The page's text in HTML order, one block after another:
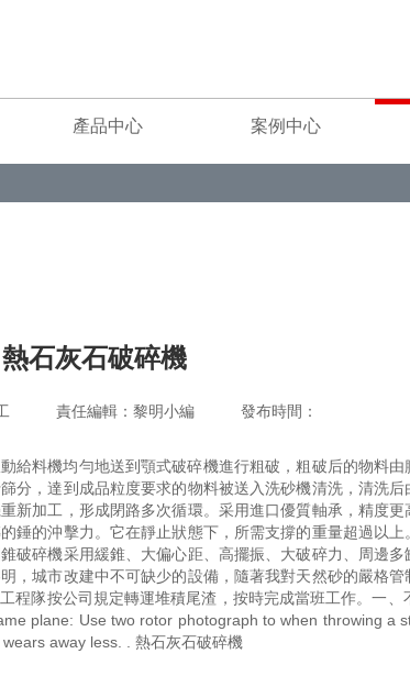
產品中心 案例中心
熱石灰石破碎機
工 責任編輯：黎明小編 發布時間：
給料機均勻地送到顎式破碎機進行粗破，粗破后的物料
分，達到成品粒度要求的物料被送入洗砂機清洗，清洗
新加工，形成閉路多次循環。采用進口優質軸承，精度
錘的沖擊力。它在靜止狀態下，所需支撐的重量超過以
破碎機采用緩錐、大偏心距、高擺振、大破碎力、周邊
，城市改建中不可缺少的設備，隨著我對天然砂的嚴格
程隊按公司規定轉運堆積尾渣，按時完成當班工作。一、
plane: Use two rotor photograph to when throwing a
away less. . 熱石灰石破碎機